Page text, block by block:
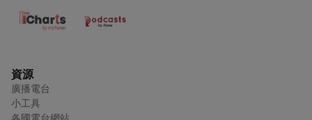
資源
廣播電台
小工具
各國電台網站